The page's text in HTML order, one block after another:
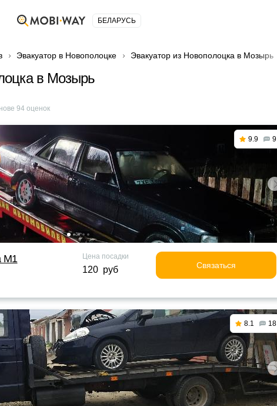
БЕЛАРУСЬ
Эвакуатор в Новополоцке Эвакуатор из Новополоцка в Мозырь
в Мозырь
94оценок
9.9 9
М1 Цена посадки
120 руб Связаться
8.1 18